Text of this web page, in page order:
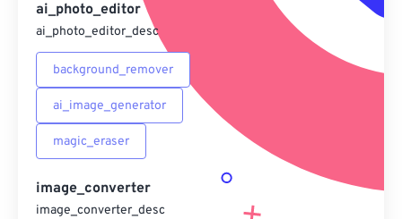
ai_photo_editor
ai_photo_editor_desc
background_remover
ai_image_generator
magic_eraser
image_converter
image_converter_desc